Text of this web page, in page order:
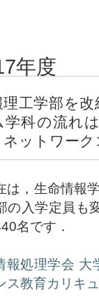
年度
理工学部を
学科の流れ
ネットワー
は，生命情報
の入学定員も
名です．
報処理学会 大
ス教育カリキ